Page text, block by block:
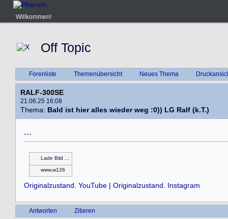
Willkommen!
Off Topic
Forenliste Themenübersicht Neues Thema
RALF-300SE
21.06.25 16:08
Thema: Bald ist hier alles wieder weg :0)) LG Ralf (k.T.)
...
Lade Bild ...
www.w126
Originalzustand. YouTube | Originalzustand. Instagram
Antworten Zitieren